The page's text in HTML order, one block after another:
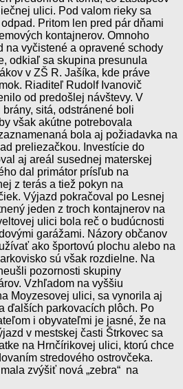
ulici. Pod valom rieky sa
Pritom len pred pár dňami
kontajnerov. Omnoho
na vyčistené a opravené schody
odkiaľ sa skupina presunula
v ZŠ R. Jašíka, kde práve
Riaditeľ Rudolf Ivanovič
od predošlej návštevy. V
sitá, odstránené boli
však akútne potrebovala
bola aj požiadavka na
preliezačkou. Investície do
aj areál susednej materskej
dal primátor prísľub na
z terás a tiež pokyn na
Výjazd pokračoval po Lesnej
jeden z troch kontajnerov na
ulici bola reč o budúcnosti
garážami. Názory občanov
ako športovú plochu alebo na
sú však rozdielne. Na
pozornosti skupiny
Vzhľadom na vyššiu
Moyzesovej ulici, sa vynorila aj
ďalších parkovacích plôch. Po
i obyvateľmi je jasné, že na
v mestskej časti Štrkovec sa
na Hrnčírikovej ulici, ktorú chce
stredového ostrovčeka.
zvýšiť nová „zebra“ na